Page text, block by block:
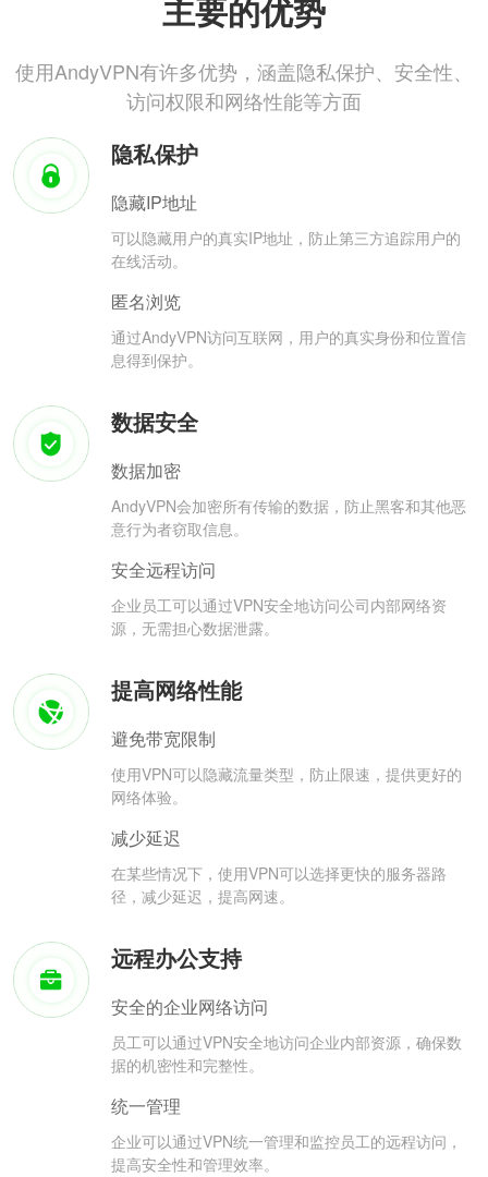
主要的优势
使用AndyVPN有许多优势，涵盖隐私保护、安全性、
访问权限和网络性能等方面
隐私保护
隐藏IP地址
可以隐藏用户的真实IP地址，防止第三方追踪用户的
在线活动。
匿名浏览
通过AndyVPN访问互联网，用户的真实身份和位置信
息得到保护。
数据安全
数据加密
AndyVPN会加密所有传输的数据，防止黑客和其他恶
意行为者窃取信息。
安全远程访问
企业员工可以通过VPN安全地访问公司内部网络资
源，无需担心数据泄露。
提高网络性能
避免带宽限制
使用VPN可以隐藏流量类型，防止限速，提供更好的
网络体验。
减少延迟
在某些情况下，使用VPN可以选择更快的服务器路
径，减少延迟，提高网速。
远程办公支持
安全的企业网络访问
员工可以通过VPN安全地访问企业内部资源，确保数
据的机密性和完整性。
统一管理
企业可以通过VPN统一管理和监控员工的远程访问，
提高安全性和管理效率。